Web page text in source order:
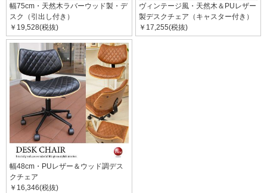
幅75cm・天然木ラバーウッド製・デ
スク（引出し付き）
￥19,528(税抜)
ヴィンテージ風・天然木＆PUレザー
製デスクチェア（キャスター付き）
￥17,255(税抜)
幅48cm・PUレザー＆ウッド調デス
クチェア
￥16,346(税抜)